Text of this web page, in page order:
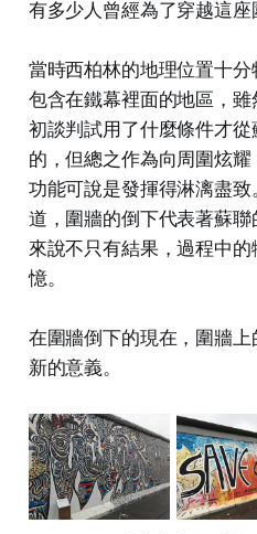
有多少人曾經為了穿越這座
當時西柏林的地理位置十
包含在鐵幕裡面的地區，
初談判試用了什麼條件才
的，但總之作為向周圍炫
功能可說是發揮得淋漓盡
道，圍牆的倒下代表著蘇
來說不只有結果，過程中
憶。
在圍牆倒下的現在，圍牆
新的意義。